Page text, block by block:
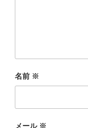
名前 ※
メール ※